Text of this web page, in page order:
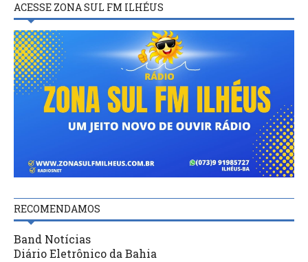
ACESSE ZONA SUL FM ILHÉUS
RECOMENDAMOS
Band Notícias
Diário Eletrônico da Bahia